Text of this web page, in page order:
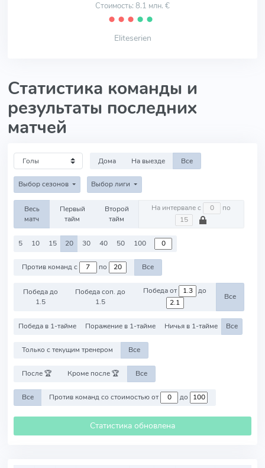
Стоимость: 8.1 млн. €
⬤ ⬤ ⬤ ⬤ ⬤
Eliteserien
Статистика команды и
результаты последних
матчей
Дома На выезде Все
Выбор сезонов Выбор лиги
Весь
матч
Первый
тайм
Второй
тайм
На интервале с по
5 10 15 20 30 40 50 100
Против команд с по Все
Победа до
1.5
Победа соп. до
1.5
Победа от до
Все
Победа в 1-тайме Поражение в 1-тайме Ничья в 1-тайме Все
Только с текущим тренером Все
После 🏆 Кроме после 🏆 Все
Все Против команд со стоимостью от до
Статистика обновлена